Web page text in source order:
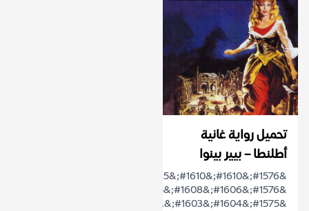
تحميل رواية غانية
أطلنطا – بيير بينوا
&#1575;&#1604;&#1603;&...